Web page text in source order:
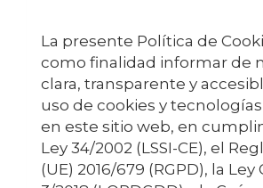
La presente Política de
como finalidad informar de
clara, transparente y
uso de cookies y
en este sitio web, en
Ley 34/2002 (LSSI-CE), el
(UE) 2016/679 (RGPD), la Ley